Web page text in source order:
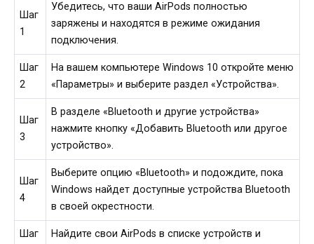
Шаг
1
Убедитесь, что ваши AirPods полностью
заряжены и находятся в режиме ожидания
подключения.
Шаг
2
На вашем компьютере Windows 10 откройте меню
«Параметры» и выберите раздел «Устройства».
Шаг
3
В разделе «Bluetooth и другие устройства»
нажмите кнопку «Добавить Bluetooth или другое
устройство».
Шаг
4
Выберите опцию «Bluetooth» и подождите, пока
Windows найдет доступные устройства Bluetooth
в своей окрестности.
Шаг
Найдите свои AirPods в списке устройств и